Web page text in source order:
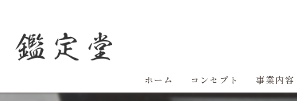
ホーム コンセプト 事業内容